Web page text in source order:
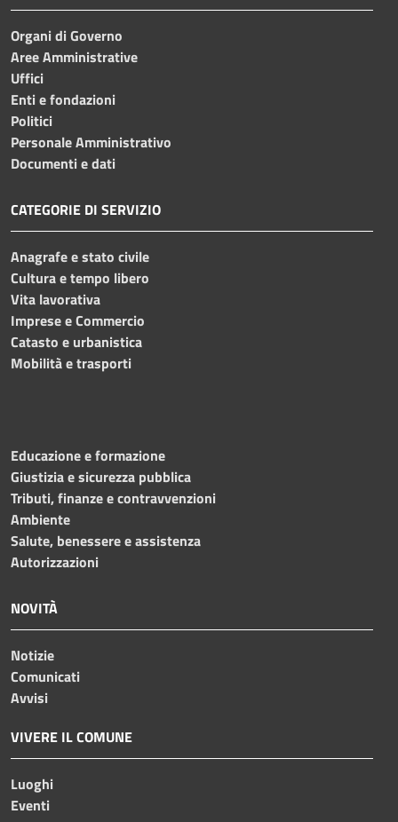
Organi di Governo
Aree Amministrative
Uffici
Enti e fondazioni
Politici
Personale Amministrativo
Documenti e dati
CATEGORIE DI SERVIZIO
Anagrafe e stato civile
Cultura e tempo libero
Vita lavorativa
Imprese e Commercio
Catasto e urbanistica
Mobilità e trasporti
Educazione e formazione
Giustizia e sicurezza pubblica
Tributi, finanze e contravvenzioni
Ambiente
Salute, benessere e assistenza
Autorizzazioni
NOVITÀ
Notizie
Comunicati
Avvisi
VIVERE IL COMUNE
Luoghi
Eventi